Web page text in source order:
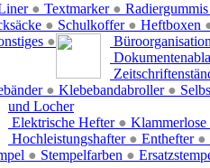
● Textmarker ●
● Schulkoffer ● Heftboxen
●
Büroorganisation
● Klebebandabroller ●
und Locher
Elektrische Hefter ●
Hochleistungshafter ● Enthefter ●
● Stempelfarben ●